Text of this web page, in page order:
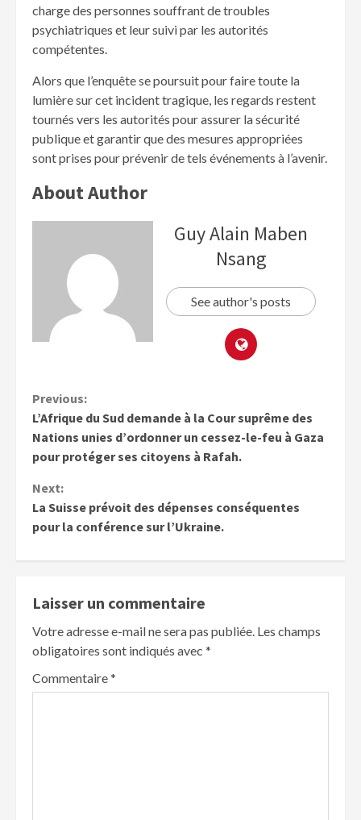
charge des personnes souffrant de troubles
psychiatriques et leur suivi par les autorités
compétentes.
Alors que l’enquête se poursuit pour faire toute la
lumière sur cet incident tragique, les regards restent
tournés vers les autorités pour assurer la sécurité
publique et garantir que des mesures appropriées
sont prises pour prévenir de tels événements à l’avenir.
About Author
Guy Alain Maben
Nsang
See author's posts
Previous:
L’Afrique du Sud demande à la Cour suprême des
Nations unies d’ordonner un cessez-le-feu à Gaza
pour protéger ses citoyens à Rafah.
Next:
La Suisse prévoit des dépenses conséquentes
pour la conférence sur l’Ukraine.
Laisser un commentaire
Votre adresse e-mail ne sera pas publiée. Les champs
obligatoires sont indiqués avec *
Commentaire*